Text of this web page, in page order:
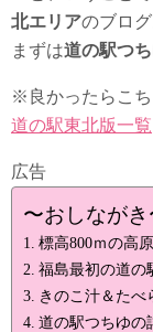
北エリアのブログ
まずは道の駅つ
※良かったらこ
道の駅東北版一覧
広告
〜おしながき
標高800ｍの高
福島最初の道の
きのこ汁＆たべ
道の駅つちゆの